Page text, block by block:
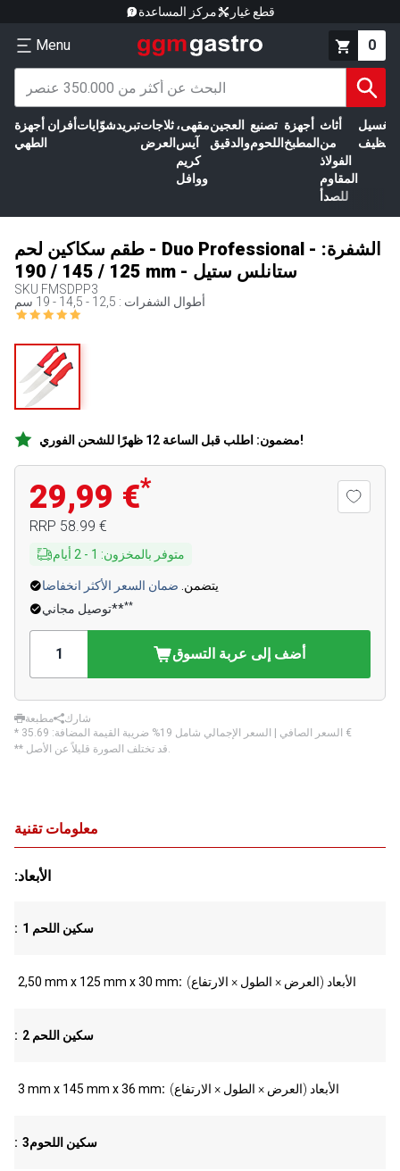
مركز المساعدة قطع غيار
Menu 0
أجهزة
الطهي
أفران شوّاياتتبريدثلاجات
العرض
مقهى،
آيس
كريم
ووافل
العجين
والدقيق
تصنيع
اللحوم
أجهزة
المطبخ
أثاث
من
الفولاذ
المقاوم
للصدأ
الغسيل
طقم سكاكين لحم - Duo Professional - الشفرة:
125 / 145 / 190 mm - ستانلس ستيل
SKU FMSDPP3
أطوال الشفرات : 12,5 - 14,5 - 19 سم
مضمون: اطلب قبل الساعة 12 ظهرًا للشحن الفوري!
29,99 €*
RRP ‏58.99 €
متوفر بالمخزون:
1
-
2 أيام
يتضمن. ضمان السعر الأكثر انخفاضا
توصيل مجاني****
أضف إلى عربة التسوق
مطبعة
شارك
* السعر الصافي | السعر الإجمالي شامل 19% ضريبة القيمة المضافة: ‏35.69 €
** قد تختلف الصورة قليلاً عن الأصل.
معلومات تقنية
:الأبعاد
سكين اللحم 1
2,50 mm x 125 mm x 30 mm (الأبعاد (العرض × الطول × الارتفاع
سكين اللحم 2
3 mm x 145 mm x 36 mm (الأبعاد (العرض × الطول × الارتفاع
3سكين اللحوم